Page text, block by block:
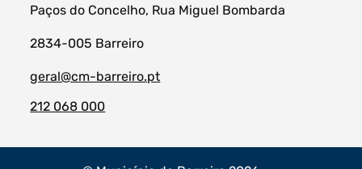
Paços do Concelho, Rua Miguel Bombarda
2834-005 Barreiro
geral@cm-barreiro.pt
212 068 000